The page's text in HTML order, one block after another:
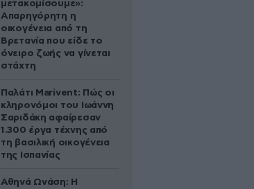
μετακομίσουμε»:
Απαρηγόρητη η
οικογένεια από τη
Βρετανία που είδε το
όνειρο ζωής να γίνεται
στάχτη
Παλάτι Marivent: Πώς οι
κληρονόμοι του Ιωάννη
Σαριδάκη αφαίρεσαν
1.300 έργα τέχνης από
τη βασιλική οικογένεια
της Ισπανίας
Αθηνά Ωνάση: Η